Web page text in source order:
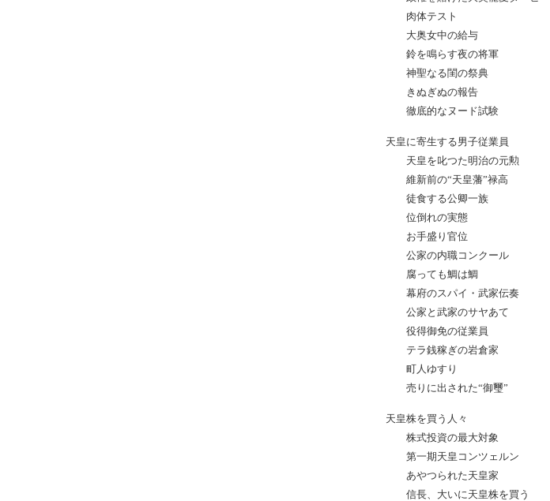
肉体テスト
大奥女中の給与
鈴を鳴らす夜の将軍
神聖なる閨の祭典
きぬぎぬの報告
徹底的なヌード試験
天皇に寄生する男子従業員
天皇を叱つた明治の元勲
維新前の“天皇藩”禄高
徒食する公卿一族
位倒れの実態
お手盛り官位
公家の内職コンクール
腐っても鯛は鯛
幕府のスパイ・武家伝奏
公家と武家のサヤあて
役得御免の従業員
テラ銭稼ぎの岩倉家
町人ゆすり
売りに出された“御璽”
天皇株を買う人々
株式投資の最大対象
第一期天皇コンツェルン
あやつられた天皇家
信長、大いに天皇株を買う